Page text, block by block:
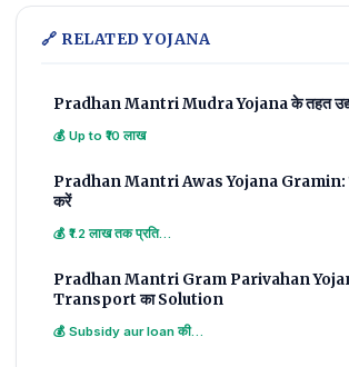
🔗 RELATED YOJANA
Pradhan Mantri Mudra Yojana के तहत
💰 Up to ₹10 लाख
Pradhan Mantri Awas Yojana Gramin:
करें
💰 ₹1.2 लाख तक प्रति…
Pradhan Mantri Gram Parivahan
Transport का Solution
💰 Subsidy aur loan की…